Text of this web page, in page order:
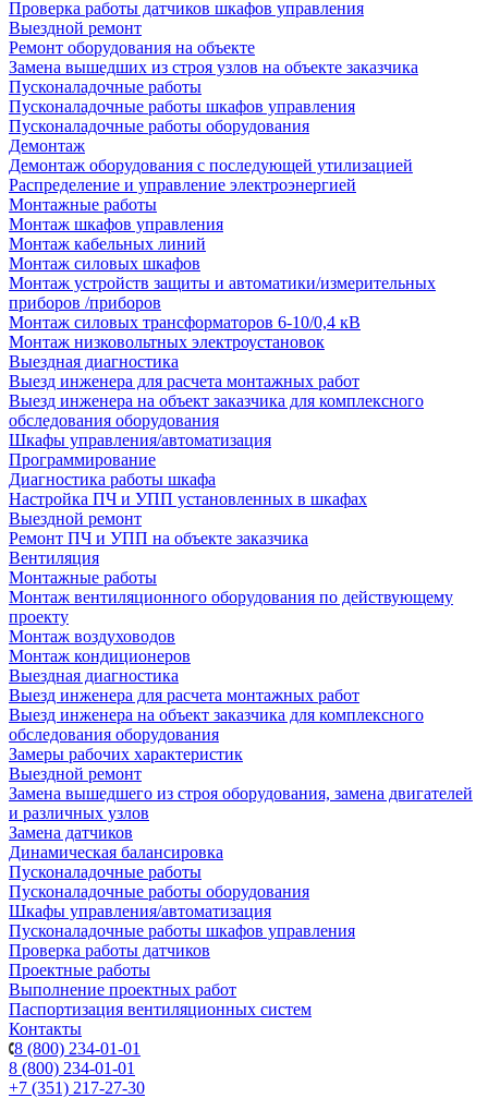
Проверка работы датчиков шкафов управления
Выездной ремонт
Ремонт оборудования на объекте
Замена вышедших из строя узлов на объекте заказчика
Пусконаладочные работы
Пусконаладочные работы шкафов управления
Пусконаладочные работы оборудования
Демонтаж
Демонтаж оборудования с последующей утилизацией
Распределение и управление электроэнергией
Монтажные работы
Монтаж шкафов управления
Монтаж кабельных линий
Монтаж силовых шкафов
Монтаж устройств защиты и автоматики/измерительных
приборов /приборов
Монтаж силовых трансформаторов 6-10/0,4 кВ
Монтаж низковольтных электроустановок
Выездная диагностика
Выезд инженера для расчета монтажных работ
Выезд инженера на объект заказчика для комплексного
обследования оборудования
Шкафы управления/автоматизация
Программирование
Диагностика работы шкафа
Настройка ПЧ и УПП установленных в шкафах
Выездной ремонт
Ремонт ПЧ и УПП на объекте заказчика
Вентиляция
Монтажные работы
Монтаж вентиляционного оборудования по действующему
проекту
Монтаж воздуховодов
Монтаж кондиционеров
Выездная диагностика
Выезд инженера для расчета монтажных работ
Выезд инженера на объект заказчика для комплексного
обследования оборудования
Замеры рабочих характеристик
Выездной ремонт
Замена вышедшего из строя оборудования, замена двигателей
и различных узлов
Замена датчиков
Динамическая балансировка
Пусконаладочные работы
Пусконаладочные работы оборудования
Шкафы управления/автоматизация
Пусконаладочные работы шкафов управления
Проверка работы датчиков
Проектные работы
Выполнение проектных работ
Паспортизация вентиляционных систем
Контакты
8 (800) 234-01-01
8 (800) 234-01-01
+7 (351) 217-27-30